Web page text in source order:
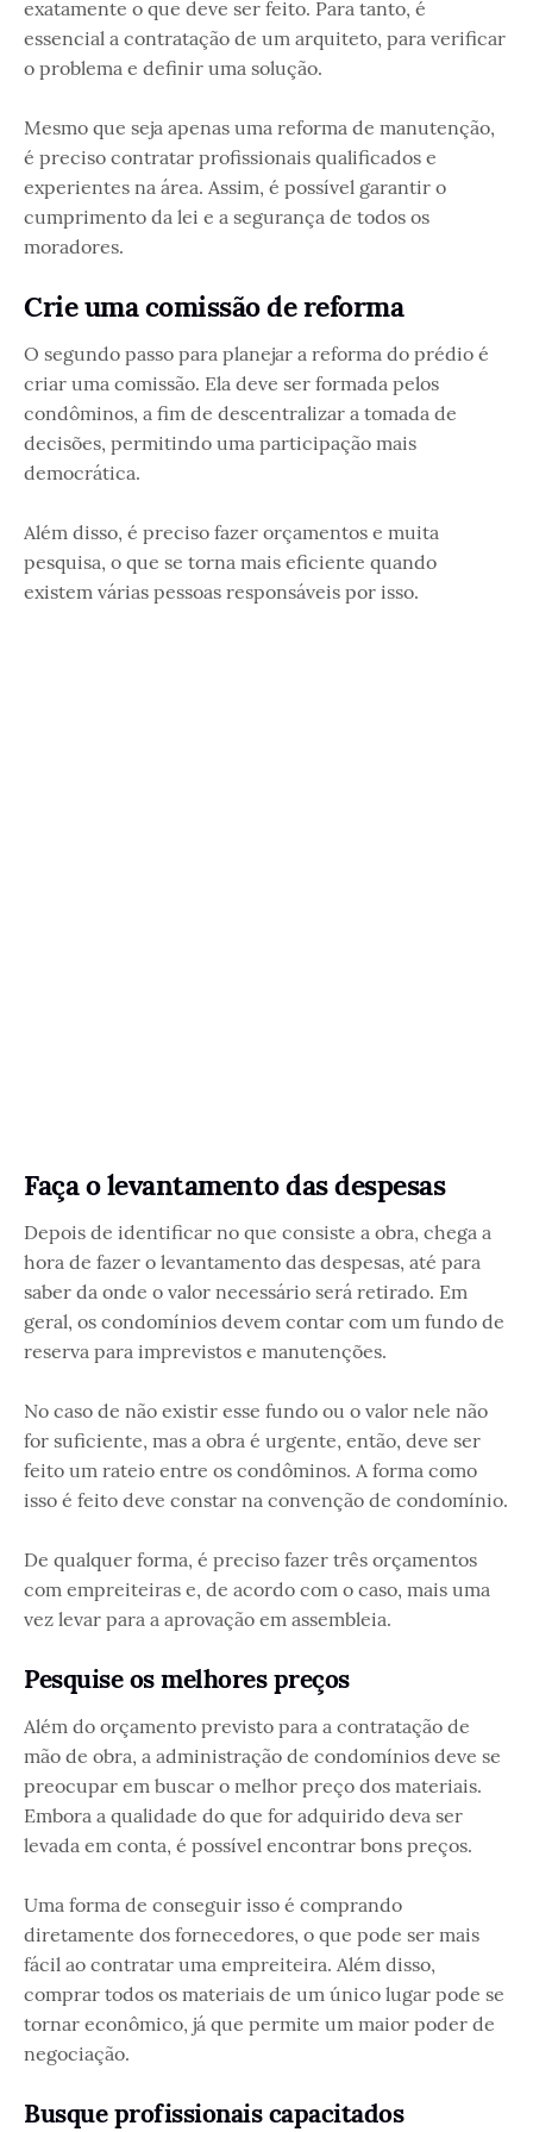
exatamente o que deve ser feito. Para tanto, é
essencial a contratação de um arquiteto, para verificar
o problema e definir uma solução.
Mesmo que seja apenas uma reforma de manutenção,
é preciso contratar profissionais qualificados e
experientes na área. Assim, é possível garantir o
cumprimento da lei e a segurança de todos os
moradores.
Crie uma comissão de reforma
O segundo passo para planejar a reforma do prédio é
criar uma comissão. Ela deve ser formada pelos
condôminos, a fim de descentralizar a tomada de
decisões, permitindo uma participação mais
democrática.
Além disso, é preciso fazer orçamentos e muita
pesquisa, o que se torna mais eficiente quando
existem várias pessoas responsáveis por isso.
Faça o levantamento das despesas
Depois de identificar no que consiste a obra, chega a
hora de fazer o levantamento das despesas, até para
saber da onde o valor necessário será retirado. Em
geral, os condomínios devem contar com um fundo de
reserva para imprevistos e manutenções.
No caso de não existir esse fundo ou o valor nele não
for suficiente, mas a obra é urgente, então, deve ser
feito um rateio entre os condôminos. A forma como
isso é feito deve constar na convenção de condomínio.
De qualquer forma, é preciso fazer três orçamentos
com empreiteiras e, de acordo com o caso, mais uma
vez levar para a aprovação em assembleia.
Pesquise os melhores preços
Além do orçamento previsto para a contratação de
mão de obra, a administração de condomínios deve se
preocupar em buscar o melhor preço dos materiais.
Embora a qualidade do que for adquirido deva ser
levada em conta, é possível encontrar bons preços.
Uma forma de conseguir isso é comprando
diretamente dos fornecedores, o que pode ser mais
fácil ao contratar uma empreiteira. Além disso,
comprar todos os materiais de um único lugar pode se
tornar econômico, já que permite um maior poder de
negociação.
Busque profissionais capacitados